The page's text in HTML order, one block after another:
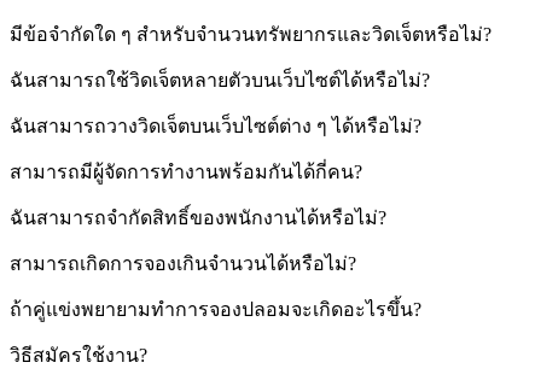
มีข้อจำกัดใด ๆ สำหรับจำนวนทรัพยากรและวิดเจ็ตหรือไม่?
ฉันสามารถใช้วิดเจ็ตหลายตัวบนเว็บไซต์ได้หรือไม่?
ฉันสามารถวางวิดเจ็ตบนเว็บไซต์ต่าง ๆ ได้หรือไม่?
สามารถมีผู้จัดการทำงานพร้อมกันได้กี่คน?
ฉันสามารถจำกัดสิทธิ์ของพนักงานได้หรือไม่?
สามารถเกิดการจองเกินจำนวนได้หรือไม่?
ถ้าคู่แข่งพยายามทำการจองปลอมจะเกิดอะไรขึ้น?
วิธีสมัครใช้งาน?